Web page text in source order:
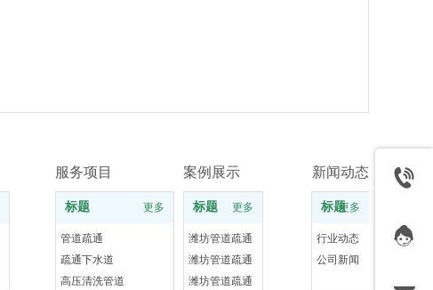
标题 更多
潍坊管道疏通
潍坊管道疏通
潍坊管道疏通
标题 更多
管道疏通
疏通下水道
高压清洗管道
标题更多
行业动态
公司新闻
服务项目 案例展示 新闻动态